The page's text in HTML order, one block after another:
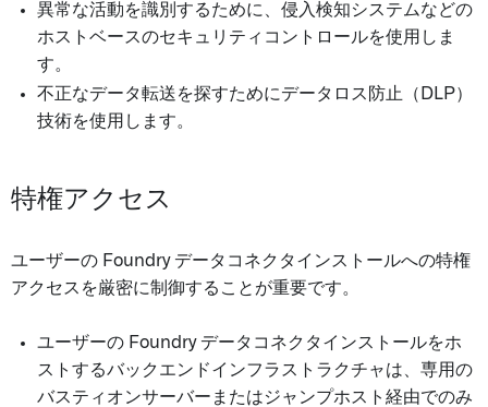
異常な活動を識別するために、侵入検知システムなどの
ホストベースのセキュリティコントロールを使用しま
す。
不正なデータ転送を探すためにデータロス防止（DLP）
技術を使用します。
特権アクセス
ユーザーの Foundry データコネクタインストールへの特権
アクセスを厳密に制御することが重要です。
ユーザーの Foundry データコネクタインストールをホ
ストするバックエンドインフラストラクチャは、専用の
バスティオンサーバーまたはジャンプホスト経由でのみ